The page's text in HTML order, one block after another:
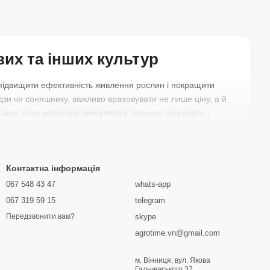
та інших культур
ефективність живлення рослин і покращити
чи соняшнику, важливо враховувати не лише ціну, а й
тому категорія інокулянти повинна закривати і
конкретну культуру і спосіб внесення.
обробки насіння
Контактна інформація
067 548 43 47
067 319 59 15
Передзвонити вам?
whats-app
telegram
skype
agrotime.vn@gmail.com
м. Вінниця, вул. Якова